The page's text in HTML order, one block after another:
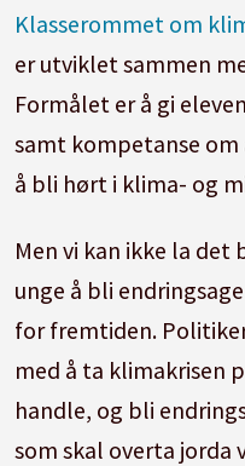
Klasserommet om
er utviklet sammen
Formålet er å gi
samt kompetanse
å bli hørt i klima- og
Men vi kan ikke la
unge å bli
for fremtiden.
med å ta klimakrisen
handle, og bli
som skal overta jorda